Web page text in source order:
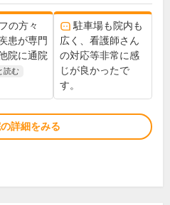
の方々
患が専門
院に通院
読む
駐車場も院内も
広く、看護師さん
の対応等非常に感
じが良かったで
す。
詳細をみる